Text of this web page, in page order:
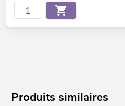
Produits similaires